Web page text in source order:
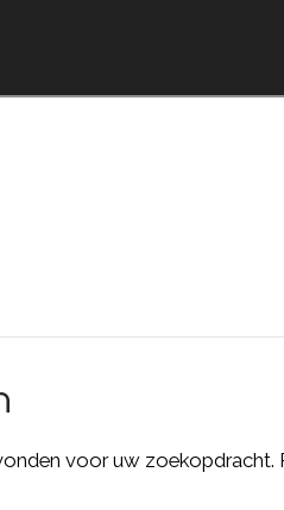
voor uw